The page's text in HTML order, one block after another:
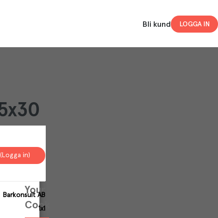
Bli kund LOGGA IN
in)
Barkonsult AB
1x1
Your
Cookies